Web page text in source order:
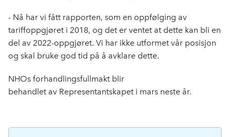
- Nå har vi fått rapporten, som en oppfølging av
tariffoppgjøret i 2018, og det er ventet at dette kan bli en
del av 2022-oppgjøret. Vi har ikke utformet vår posisjon
og skal bruke god tid på å avklare dette.
NHOs forhandlingsfullmakt blir
behandlet av Representantskapet i mars neste år.